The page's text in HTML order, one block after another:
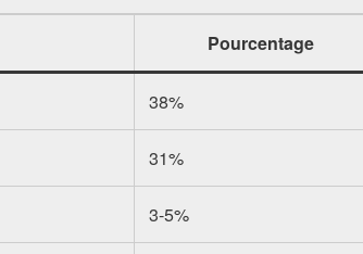
Pourcentage
38%
31%
3-5%